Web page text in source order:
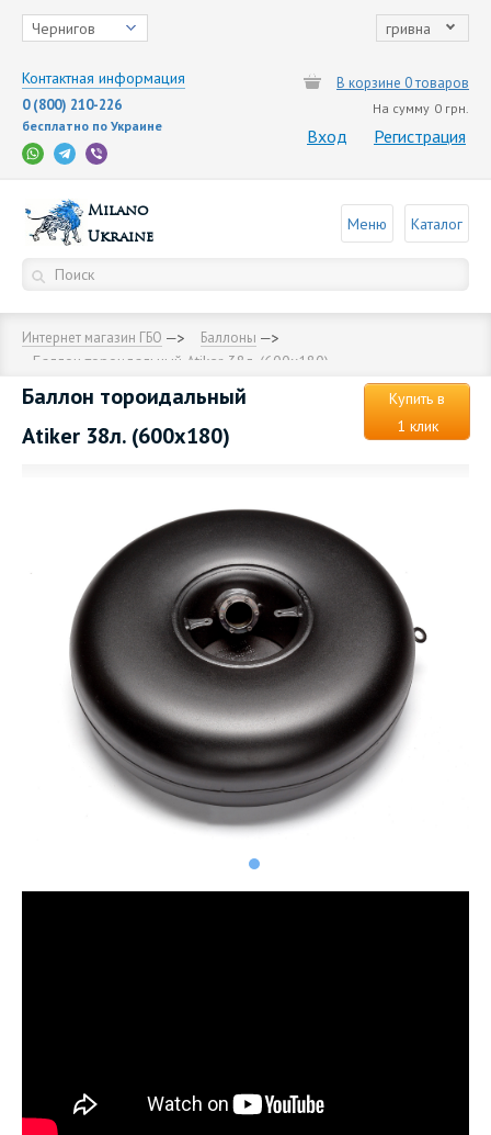
Чернигов гривна
Контактная информация
0 (800) 210-226
бесплатно по Украине
В корзине 0 товаров
На сумму 0 грн.
Вход Регистрация
Milano
Ukraine
Меню Каталог
Интернет магазин ГБО Баллоны
Баллон тороидальный Аtiker 38л. (600х180)
Баллон тороидальный
Аtiker 38л. (600х180)
Купить в
1 клик